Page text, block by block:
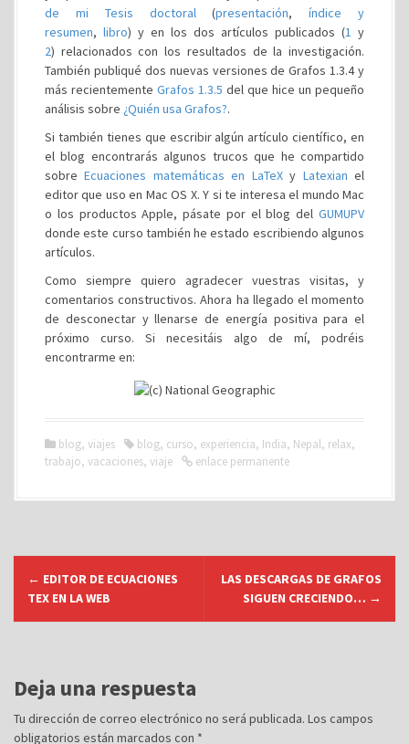
de mi Tesis doctoral(presentación,índice y
resumen, libro) y en los dos artículos publicados (1 y
2) relacionados con los resultados de la investigación.
También publiqué dos nuevas versiones de Grafos 1.3.4 y
más recientemente Grafos 1.3.5 del que hice un pequeño
análisis sobre ¿Quién usa Grafos?.
Si también tienes que escribir algún artículo científico, en
el blog encontrarás algunos trucos que he compartido
sobreEcuaciones matemáticas en LaTeXy Latexian el
editor que uso en Mac OS X. Y si te interesa el mundo Mac
o los productos Apple, pásate por el blog del GUMUPV
donde este curso también he estado escribiendo algunos
artículos.
Como siempre quiero agradecer vuestras visitas, y
comentarios constructivos. Ahora ha llegado el momento
de desconectar y llenarse de energía positiva para el
próximo curso. Si necesitáis algo de mí, podréis
encontrarme en:
blog, viajes blog, curso, experiencia, India, Nepal, relax,
trabajo, vacaciones, viaje enlace permanente
v
a
c
← EDITOR DE ECUACIONES
TEX EN LA WEB
LAS DESCARGAS DE GRAFOS
SIGUEN CRECIENDO… →
Deja una respuesta
Tu dirección de correo electrónico no será publicada. Los campos
obligatorios están marcados con *